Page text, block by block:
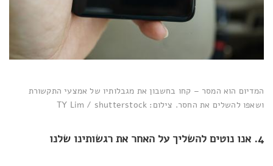
המדיום הוא המסר – קחו בחשבון את מגבלותיו של אמצעי התקשורת
ושאפו להשלים את החסר. צילום: TY Lim / shutterstock
4. אנו נוטים להשליך על האחר את רגשותינו שלנו